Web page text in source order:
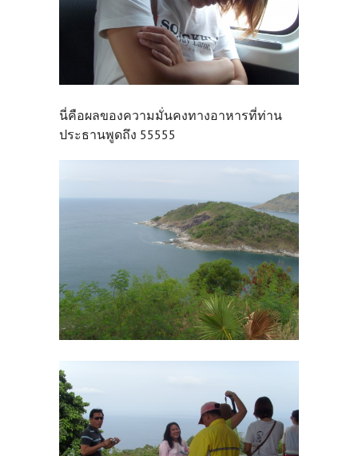
นี่คือผลของความมั่นคงทางอาหารที่ท่าน
ประธานพูดถึง 55555